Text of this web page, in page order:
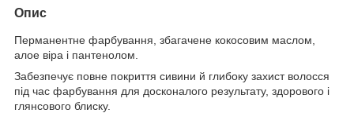
Опис
Перманентне фарбування, збагачене кокосовим маслом,
алое віра і пантенолом.
Забезпечує повне покриття сивини й глибоку захист волосся
під час фарбування для досконалого результату, здорового і
глянсового блиску.